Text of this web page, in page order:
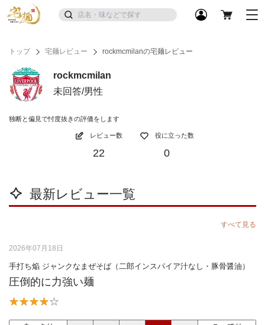
トップ 宅麺レビュー rockmcmilanの宅麺レビュー
rockmcmilan
未回答/男性
独断と偏見で忖度抜きの評価をします
レビュー数
22
役に立った数
0
最新レビュー一覧
すべて見る
2026年07月18日
手打ち焔 ジャンクなまぜそば（二郎インスパイア汁なし・豚骨醤油）
圧倒的に力強い麺